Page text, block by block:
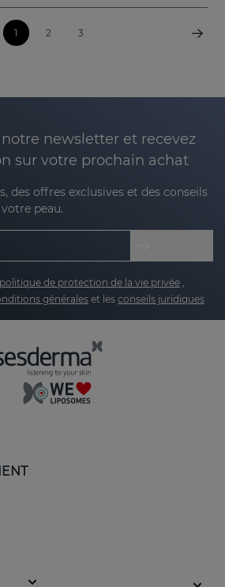
1 2 3
newsletter et recevez
sur votre prochain achat
des offres exclusives et des conseils
peau.
politique de protection de la vie privée ,
générales et les conseils juridiques